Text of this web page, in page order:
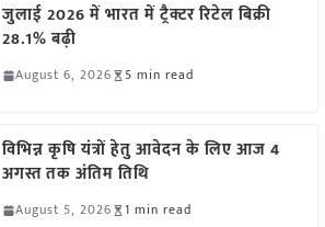
जुलाई 2026 में भारत में ट्रैक्टर रिटेल बिक्री
28.1% बढ़ी
August 6, 2026 5 min read
विभिन्न कृषि यंत्रों हेतु आवेदन के लिए आज 4
अगस्त तक अंतिम तिथि
August 5, 2026 1 min read